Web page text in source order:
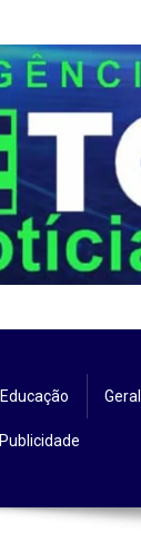
Educação Geral
Publicidade